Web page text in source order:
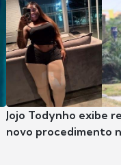
Jojo Todynho exibe
novo procedimento